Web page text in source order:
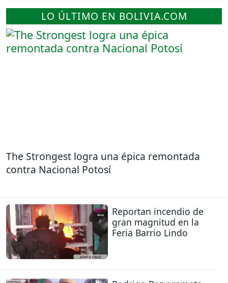
LO ÚLTIMO EN BOLIVIA.COM
The Strongest logra una épica remontada
contra Nacional Potosí
Reportan incendio de
gran magnitud en la
Feria Barrio Lindo